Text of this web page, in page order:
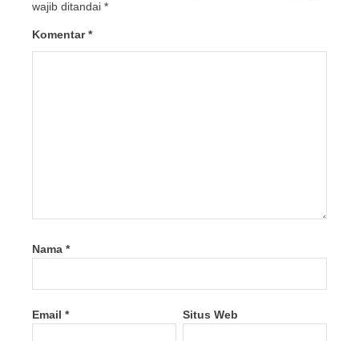
wajib ditandai *
Komentar*
Nama *
Email * Situs Web